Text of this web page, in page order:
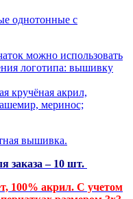
однотонные с
можно использовать
логотипа: вышивку
кручёная акрил,
меринос;
вышивка.
заказа – 10 шт.
100% акрил. С учетом